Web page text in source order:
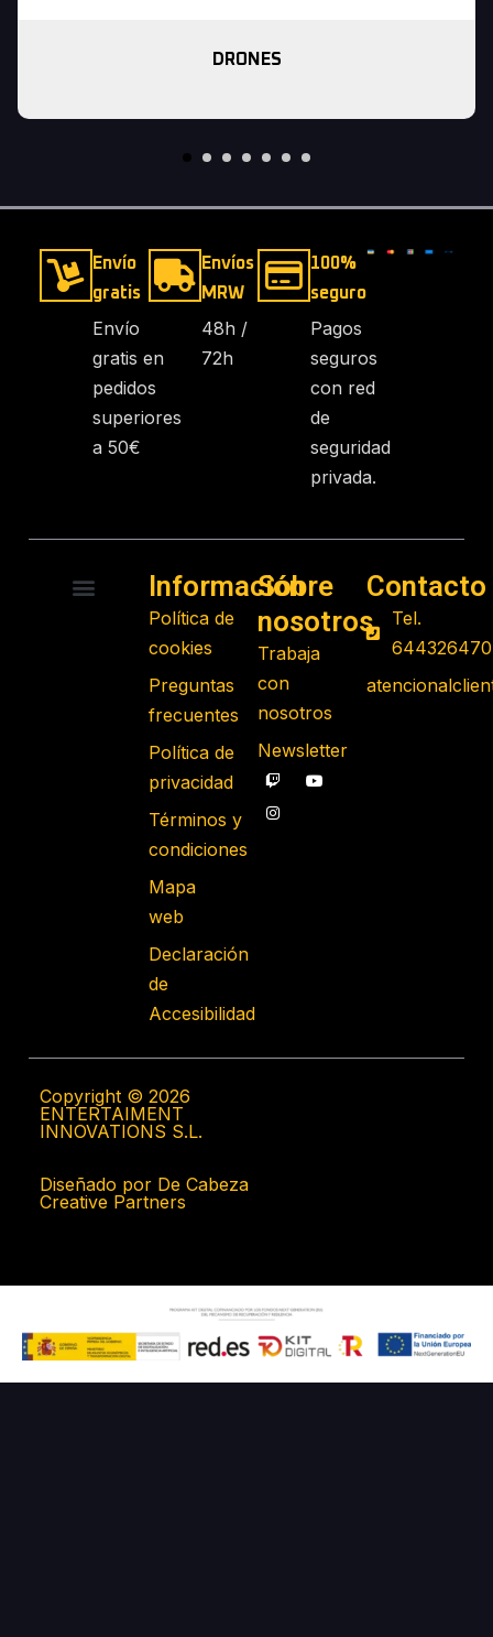
DRONES
Envío
gratis
Envío
gratis en
pedidos
superiores
a 50€
Envíos
MRW
48h /
72h
100%
seguro
Pagos
seguros
con red
de
seguridad
privada.
Información
Política de
cookies
Preguntas
frecuentes
Política de
privacidad
Términos y
condiciones
Mapa
web
Declaración
de
Accesibilidad
Sobre
nosotros
Trabaja
con
nosotros
Newsletter
Contacto
Tel.
644326470
Copyright © 2026
ENTERTAIMENT
INNOVATIONS S.L.
Diseñado por De Cabeza
Creative Partners